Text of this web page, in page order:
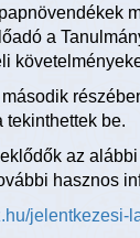
a
tekinthettek be.
az
hasznos
jelentkezesi-